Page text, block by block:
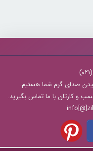
و کارتان با ما تماس بگیرید.